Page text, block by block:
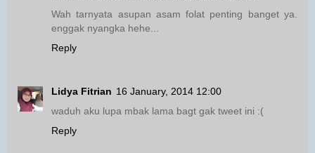
Wah tarnyata asupan asam folat penting banget ya.
enggak nyangka hehe...
Reply
Lidya Fitrian 16 January, 2014 12:00
waduh aku lupa mbak lama bagt gak tweet ini :(
Reply